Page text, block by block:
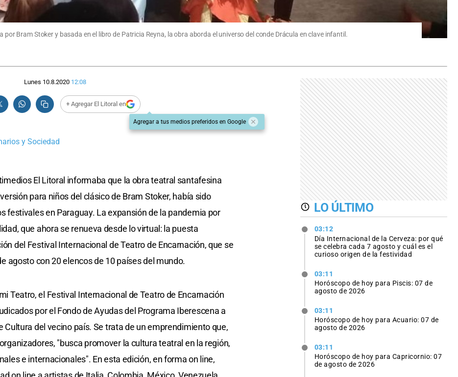
Bram Stoker y basada en el libro de Patricia Reyna, la obra aborda el universo del conde Drácula en clave infantil.
Lunes 10.8.2020 12:08
+ Agregar El Litoral en
Agregar a tus medios preferidos en Google
y Sociedad
El Litoral informaba que la obra teatral santafesina
para niños del clásico de Bram Stoker, había sido
festivales en Paraguay. La expansión de la pandemia por
que ahora se renueva desde lo virtual: la puesta
del Festival Internacional de Teatro de Encarnación, que se
agosto con 20 elencos de 10 países del mundo.
Teatro, el Festival Internacional de Teatro de Encarnación
por el Fondo de Ayudas del Programa Iberescena a
Cultura del vecino país. Se trata de un emprendimiento que,
"busca promover la cultura teatral en la región,
e internacionales". En esta edición, en forma on line,
LO ÚLTIMO
03:12
Día Internacional de la Cerveza: por qué
se celebra cada 7 agosto y cuál es el
curioso origen de la festividad
03:11
Horóscopo de hoy para Piscis: 07 de
agosto de 2026
03:11
Horóscopo de hoy para Acuario: 07 de
agosto de 2026
03:11
Horóscopo de hoy para Capricornio: 07
de agosto de 2026